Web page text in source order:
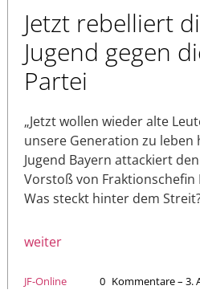
Jetzt rebelliert
Jugend gegen
Partei
„Jetzt wollen wieder alte
unsere Generation zu leben
Jugend Bayern attackiert
Vorstoß von Fraktionschefin
Was steckt hinter dem
weiter
JF-Online 0 Kommentare – 3.